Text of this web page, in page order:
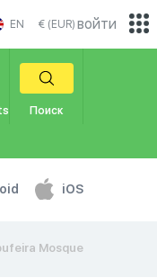
EN € (EUR)
Поиск
iOS
войти
Mosque